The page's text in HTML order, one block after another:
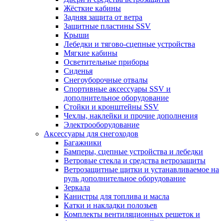
Жёсткие кабины
Задняя защита от ветра
Защитные пластины SSV
Крыши
Лебедки и тягово-сцепные устройства
Мягкие кабины
Осветительные приборы
Сиденья
Снегоуборочные отвалы
Спортивные аксессуары SSV и
дополнительное оборудование
Стойки и кронштейны SSV
Чехлы, наклейки и прочие дополнения
Электрооборудование
Аксессуары для снегоходов
Багажники
Бамперы, сцепные устройства и лебедки
Ветровые стекла и средства ветрозащиты
Ветрозащитные щитки и устанавливаемое на
руль дополнительное оборудование
Зеркала
Канистры для топлива и масла
Катки и накладки полозьев
Комплекты вентиляционных решеток и